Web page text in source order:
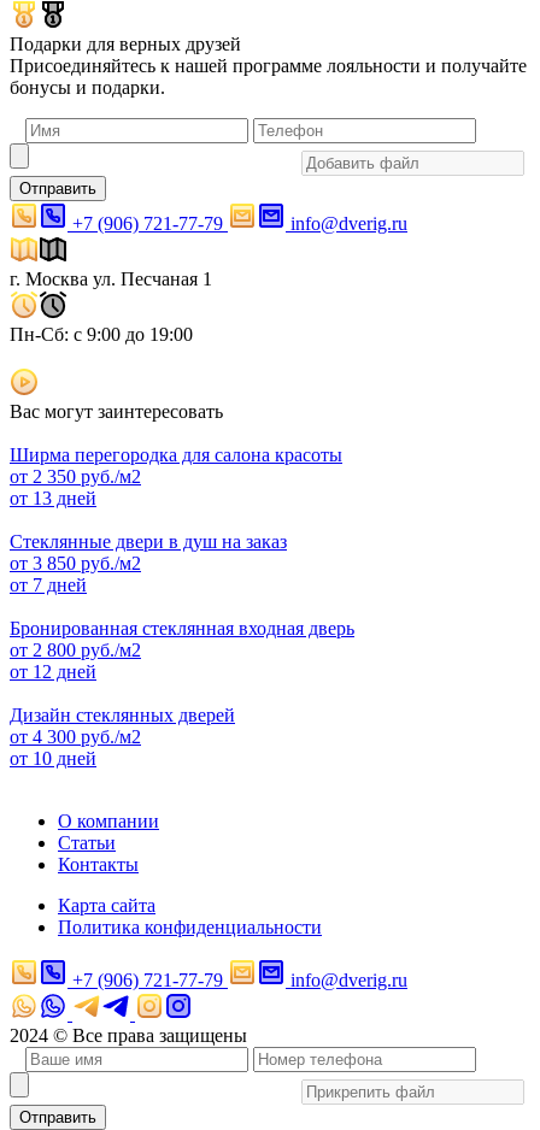
Подарки для верных друзей
Присоединяйтесь к нашей программе лояльности и получайте
бонусы и подарки.
Отправить
+7 (906) 721-77-79 info@dverig.ru
г. Москва ул. Песчаная 1
Пн-Сб: с 9:00 до 19:00
Вас могут заинтересовать
Ширма перегородка для салона красоты
от 2 350 руб./м2
от 13 дней
Стеклянные двери в душ на заказ
от 3 850 руб./м2
от 7 дней
Бронированная стеклянная входная дверь
от 2 800 руб./м2
от 12 дней
Дизайн стеклянных дверей
от 4 300 руб./м2
от 10 дней
О компании
Статьи
Контакты
Карта сайта
Политика конфиденциальности
+7 (906) 721-77-79 info@dverig.ru
2024 © Все права защищены
Отправить